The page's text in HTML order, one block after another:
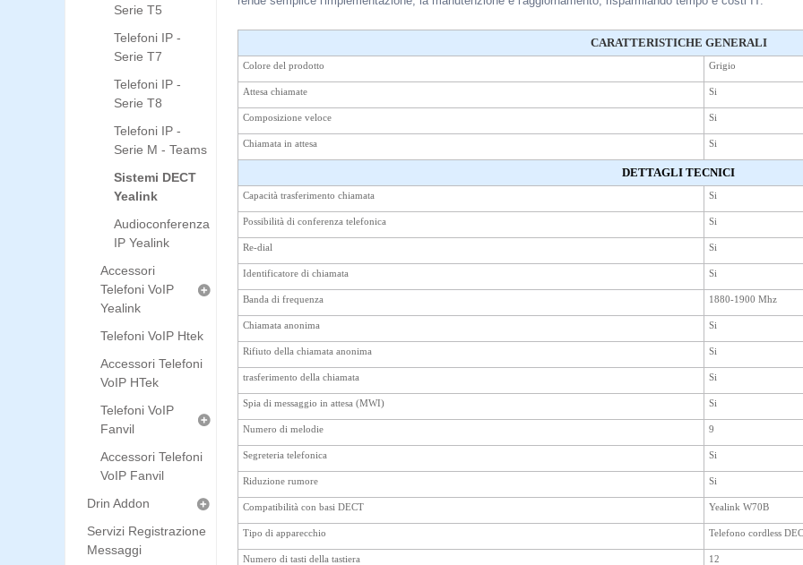
Serie T5
Telefoni IP -
Serie T7
Telefoni IP -
Serie T8
Telefoni IP -
Serie M - Teams
Sistemi DECT
Yealink
Audioconferenza
IP Yealink
Accessori
Telefoni VoIP
Yealink
Telefoni VoIP Htek
Accessori Telefoni
VoIP HTek
Telefoni VoIP
Fanvil
Accessori Telefoni
VoIP Fanvil
Drin Addon
Servizi Registrazione
Messaggi
CARATTERISTICHE GENERALI
Colore del prodotto Grigio
Attesa chiamate Si
Composizione veloce Si
Chiamata in attesa Si
DETTAGLI TECNICI
Capacità trasferimento chiamata Si
Possibilità di conferenza telefonica Si
Re-dial Si
Identificatore di chiamata Si
Banda di frequenza 1880-1900 Mhz
Chiamata anonima Si
Rifiuto della chiamata anonima Si
trasferimento della chiamata Si
Spia di messaggio in attesa (MWI) Si
Numero di melodie 9
Segreteria telefonica Si
Riduzione rumore Si
Compatibilità con basi DECT Yealink W70B
Tipo di apparecchio Telefono cordless
Numero di tasti della tastiera 12